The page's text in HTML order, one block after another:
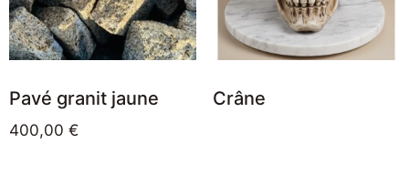
Pavé granit jaune
400,00 €
Crâne